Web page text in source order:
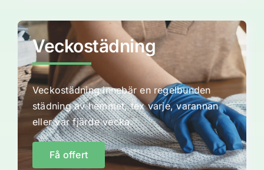
Veckostädning
Veckostädning innebär en regelbunden
städning av hemmet, tex varje, varannan
eller var fjärde vecka.
Få offert